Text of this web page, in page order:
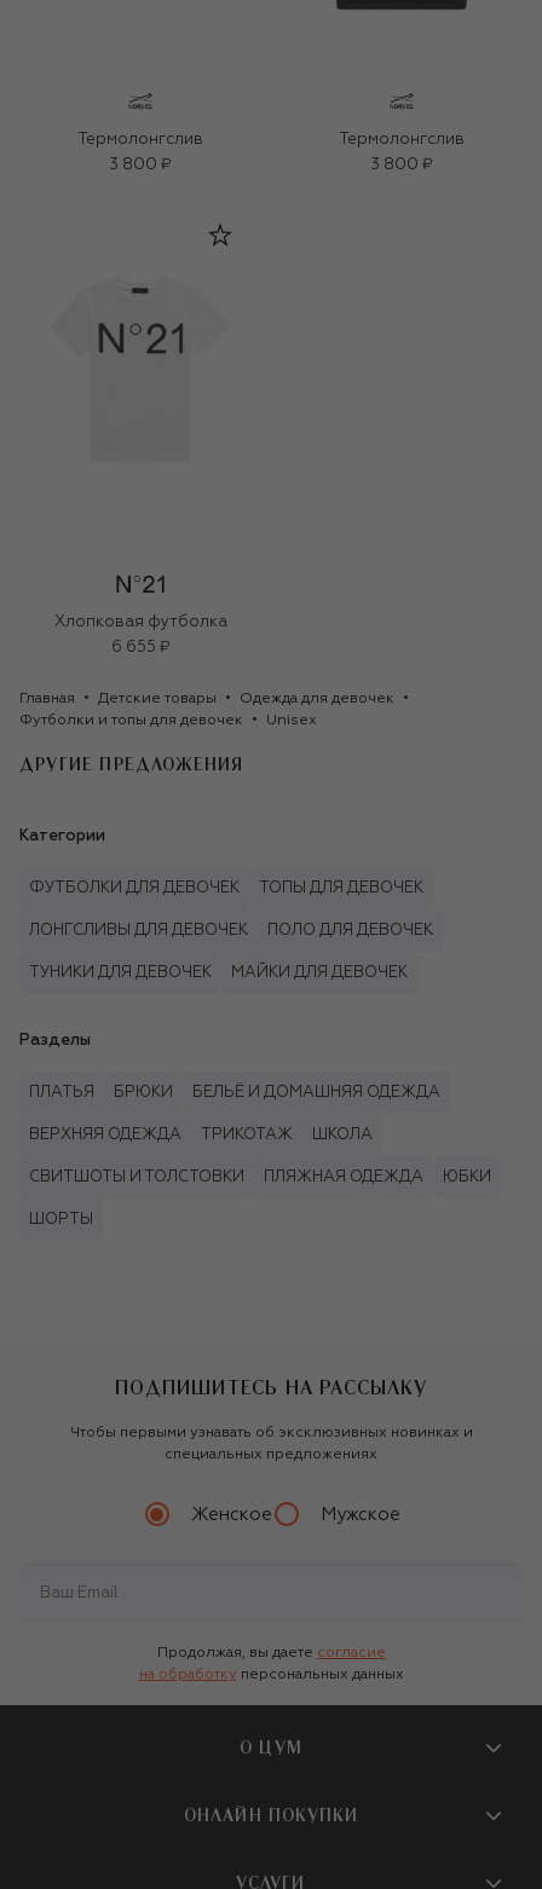
Термолонгслив
3 800 ₽
Термолонгслив
3 800 ₽
Хлопковая футболка
6 655 ₽
Главная Детские товары
Одежда для девочек
Футболки и топы для девочек
Unisex
ДРУГИЕ ПРЕДЛОЖЕНИЯ
Категории
ФУТБОЛКИ ДЛЯ ДЕВОЧЕК ТОПЫ ДЛЯ ДЕВОЧЕК
ЛОНГСЛИВЫ ДЛЯ ДЕВОЧЕК ПОЛО ДЛЯ ДЕВОЧЕК
ТУНИКИ ДЛЯ ДЕВОЧЕК МАЙКИ ДЛЯ ДЕВОЧЕК
Разделы
ПЛАТЬЯ БРЮКИ БЕЛЬЁ И ДОМАШНЯЯ ОДЕЖДА
ВЕРХНЯЯ ОДЕЖДА ТРИКОТАЖ ШКОЛА
СВИТШОТЫ И ТОЛСТОВКИ ПЛЯЖНАЯ ОДЕЖДА ЮБКИ
ШОРТЫ
ПОДПИШИТЕСЬ НА РАССЫЛКУ
Чтобы первыми узнавать об эксклюзивных новинках и
специальных предложениях
Женское Мужское
Продолжая, вы даете согласие
на обработку персональных данных
О ЦУМ
О магазине
Бутики и ПВЗ ЦУМ
ОНЛАЙН ПОКУПКИ
УСЛУГИ